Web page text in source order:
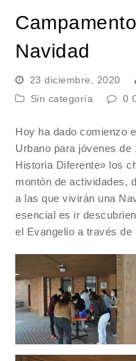
Navidad
23 diciembre, 2020
Sin categoría
0
Hoy ha dado comienzo
Urbano para jóvenes de
Historia Diferente» los
montón de actividades,
a las que vivirán una
esencial es ir
el Evangelio a través